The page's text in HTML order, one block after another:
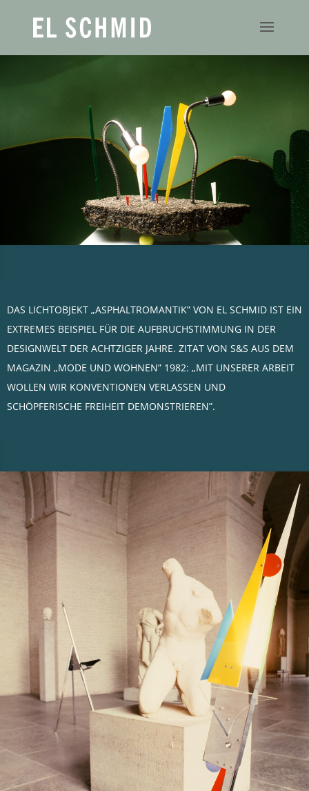
DAS LICHTOBJEKT „ASPHALTROMANTIK” VON EL SCHMID IST EIN
EXTREMES BEISPIEL FÜR DIE AUFBRUCHSTIMMUNG IN DER
DESIGNWELT DER ACHTZIGER JAHRE. ZITAT VON S&S AUS DEM
MAGAZIN „MODE UND WOHNEN” 1982: „MIT UNSERER ARBEIT
WOLLEN WIR KONVENTIONEN VERLASSEN UND
SCHÖPFERISCHE FREIHEIT DEMONSTRIEREN”.